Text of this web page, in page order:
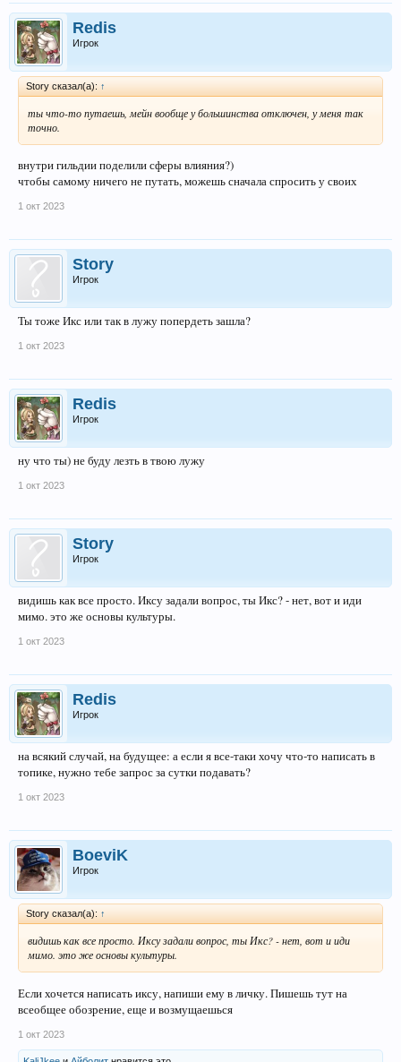
Redis
Игрок
Story сказал(а): ↑
ты что-то путаешь, мейн вообще у большинства отключен, у меня так
точно.
внутри гильдии поделили сферы влияния?)
чтобы самому ничего не путать, можешь сначала спросить у своих
1 окт 2023
Story
Игрок
Ты тоже Икс или так в лужу попердеть зашла?
1 окт 2023
Redis
Игрок
ну что ты) не буду лезть в твою лужу
1 окт 2023
Story
Игрок
видишь как все просто. Иксу задали вопрос, ты Икс? - нет, вот и иди
мимо. это же основы культуры.
1 окт 2023
Redis
Игрок
на всякий случай, на будущее: а если я все-таки хочу что-то написать в
топике, нужно тебе запрос за сутки подавать?
1 окт 2023
BoeviK
Игрок
Story сказал(а): ↑
видишь как все просто. Иксу задали вопрос, ты Икс? - нет, вот и иди
мимо. это же основы культуры.
Если хочется написать иксу, напиши ему в личку. Пишешь тут на
всеобщее обозрение, еще и возмущаешься
1 окт 2023